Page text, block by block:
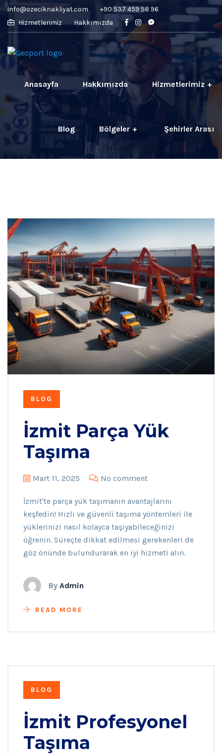
info@ozeciknakliyat.com
+90 537 459 58 96
Hizmetlerimiz
Hakkımızda
Anasayfa Hakkımızda Hizmetlerimiz
Blog Bölgeler Şehirler Arası
BLOG
İzmit Parça Yük
Taşıma
Mart 11, 2025 No comment
İzmit'te parça yük taşımanın avantajlarını
keşfedin! Hızlı ve güvenli taşıma yöntemleri ile
yüklerinizi nasıl kolayca taşıyabileceğinizi
öğrenin. Süreçte dikkat edilmesi gerekenleri de
göz önünde bulundurarak en iyi hizmeti alın.
By Admin
READ MORE
BLOG
İzmit Profesyonel
Taşıma